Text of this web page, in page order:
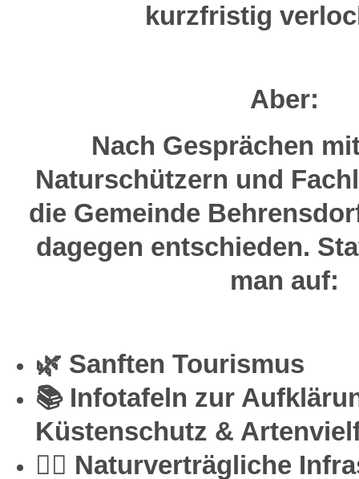
kurzfristig
Aber:
Nach Gesprächen
Naturschützern und
die Gemeinde
dagegen entschieden.
man auf:
🌿 Sanften Tourismus
📚 Infotafeln zur
Küstenschutz &
🚶‍♀️ Naturverträgliche